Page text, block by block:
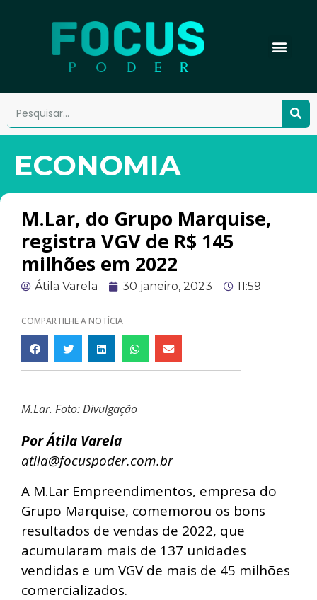
ECONOMIA
M.Lar, do Grupo Marquise,
registra VGV de R$ 145
milhões em 2022
Átila Varela 30 janeiro, 2023 11:59
COMPARTILHE A NOTÍCIA
M.Lar. Foto: Divulgação
Por Átila Varela
atila@focuspoder.com.br
A M.Lar Empreendimentos, empresa do
Grupo Marquise, comemorou os bons
resultados de vendas de 2022, que
acumularam mais de 137 unidades
vendidas e um VGV de mais de 45 milhões
comercializados.